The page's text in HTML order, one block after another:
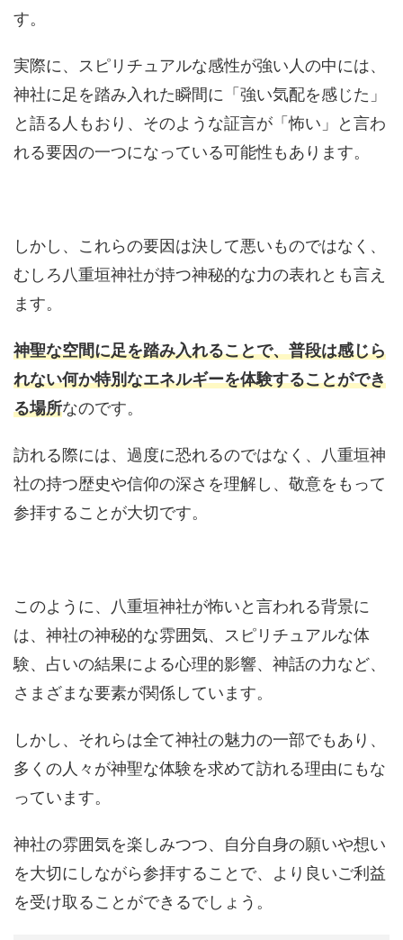
す。
実際に、スピリチュアルな感性が強い人の中には、
神社に足を踏み入れた瞬間に「強い気配を感じた」
と語る人もおり、そのような証言が「怖い」と言わ
れる要因の一つになっている可能性もあります。
しかし、これらの要因は決して悪いものではなく、
むしろ八重垣神社が持つ神秘的な力の表れとも言え
ます。
神聖な空間に足を踏み入れることで、普段は感じら
れない何か特別なエネルギーを体験することができ
る場所なのです。
訪れる際には、過度に恐れるのではなく、八重垣神
社の持つ歴史や信仰の深さを理解し、敬意をもって
参拝することが大切です。
このように、八重垣神社が怖いと言われる背景に
は、神社の神秘的な雰囲気、スピリチュアルな体
験、占いの結果による心理的影響、神話の力など、
さまざまな要素が関係しています。
しかし、それらは全て神社の魅力の一部でもあり、
多くの人々が神聖な体験を求めて訪れる理由にもな
っています。
神社の雰囲気を楽しみつつ、自分自身の願いや想い
を大切にしながら参拝することで、より良いご利益
を受け取ることができるでしょう。